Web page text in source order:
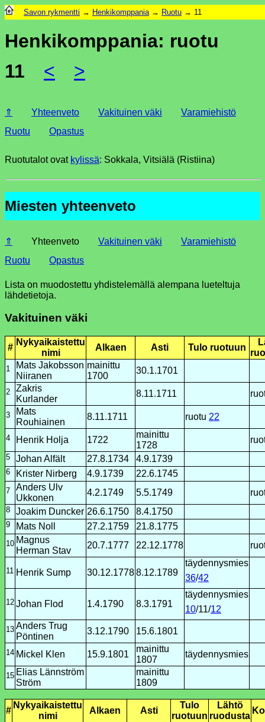
Savon rykmentti → Henkikomppania→ Ruotu → 11
Henkikomppania: ruotu
11
< >
⇑ Yhteenveto Vakituinen väki
Varamiehistö
Ruotu
Opastus
Ruotutalot ovat kylissä: Sokkala, Vitsiälä (Ristiina)
Miesten yhteenveto
⇑ Yhteenveto Vakituinen väki
Varamiehistö
Ruotu
Opastus
Lista on muodostettu yhdistelemällä alempana lueteltuja
lähdetietoja.
Vakituinen väki
#
Nykyaikaistettu
nimi
Alkaen Asti Tulo ruotuun
1
Mats Jakobsson
Niiranen
mainittu
1700
30.1.1701
2
Zakris
Kurlander
8.11.1711
3
Mats
Rouhiainen
8.11.1711 ruotu 22
4 Henrik Holja 1722
mainittu
1728
5 Johan Alfält 27.8.1734 4.9.1739
6 Krister Nirberg 4.9.1739 22.6.1745
7
Anders Ulv
Ukkonen
4.2.1749 5.5.1749
8 Joakim Duncker 26.6.1750 8.4.1750
9 Mats Noll 27.2.1759 21.8.1775
10 Magnus
Herman Stav
20.7.1777 22.12.1778
11 Henrik Sump 30.12.17788.12.1789
täydennysmies
36/42
12 Johan Flod 1.4.1790 8.3.1791
täydennysmies
10/11/12
13 Anders Trug
Pöntinen
3.12.1790 15.6.1801
14 Mickel Klen 15.9.1801
mainittu
1807
täydennysmies
15 Elias Lännström
Ström
mainittu
1809
#
Nykyaikaistettu
nimi
Alkaen Asti
Tulo
ruotuun
Lähtö
ruodusta